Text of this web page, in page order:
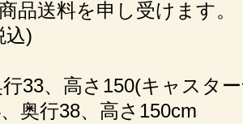
品送料を申し受けます。
込)
33、高さ150(キャスタ
奥行38、高さ150cm